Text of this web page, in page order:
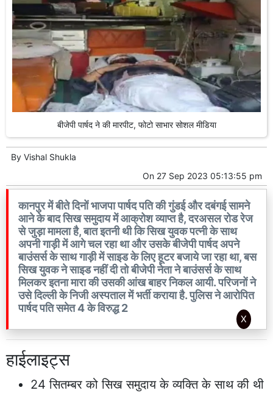
बीजेपी पार्षद ने की मारपीट, फोटो साभार सोशल मीडिया
By Vishal Shukla
On 27 Sep 2023 05:13:55 pm
कानपुर में बीते दिनों भाजपा पार्षद पति की गुंडई और दबंगई सामने
आने के बाद सिख समुदाय में आक्रोश व्याप्त है, दरअसल रोड रेज
से जुड़ा मामला है, बात इतनी थी कि सिख युवक पत्नी के साथ
अपनी गाड़ी में आगे चल रहा था और उसके बीजेपी पार्षद अपने
बाउंसर्स के साथ गाड़ी में साइड के लिए हूटर बजाये जा रहा था, बस
सिख युवक ने साइड नहीं दी तो बीजेपी नेता ने बाउंसर्स के साथ
मिलकर इतना मारा की उसकी आंख बाहर निकल आयी. परिजनों ने
उसे दिल्ली के निजी अस्पताल में भर्ती कराया है. पुलिस ने आरोपित
पार्षद पति समेत 4 के विरुद्ध 2
हाईलाइट्स
24 सितम्बर को सिख समुदाय के व्यक्ति के साथ की थी
X